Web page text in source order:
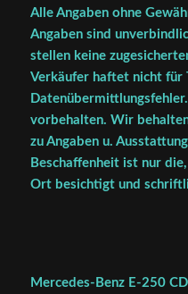
Alle Angaben ohne
Angaben sind
stellen keine
Verkäufer haftet nicht für
vorbehalten. Wir
zu Angaben u.
Beschaffenheit ist nur
Ort besichtigt und
Mercedes-Benz E-250